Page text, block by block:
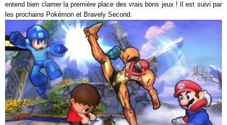
entend bien clamer la première place des vrais bons jeux ! Il est suivi par
les prochains Pokémon et Bravely Second.